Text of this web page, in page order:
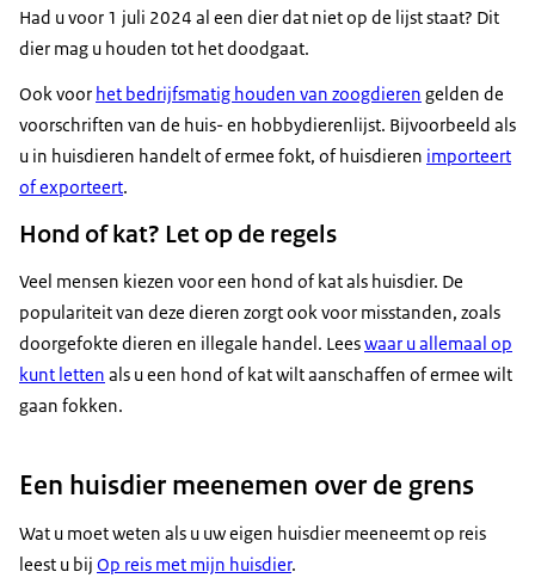
Had u voor 1 juli 2024 al een dier dat niet op de lijst staat? Dit
dier mag u houden tot het doodgaat.
Ook voor het bedrijfsmatig houden van zoogdieren gelden de
voorschriften van de huis- en hobbydierenlijst. Bijvoorbeeld als
u in huisdieren handelt of ermee fokt, of huisdieren importeert
of exporteert.
Hond of kat? Let op de regels
Veel mensen kiezen voor een hond of kat als huisdier. De
populariteit van deze dieren zorgt ook voor misstanden, zoals
doorgefokte dieren en illegale handel. Leeswaar u allemaal op
kunt letten als u een hond of kat wilt aanschaffen of ermee wilt
gaan fokken.
Een huisdier meenemen over de grens
Wat u moet weten als u uw eigen huisdier meeneemt op reis
leest u bij Op reis met mijn huisdier.